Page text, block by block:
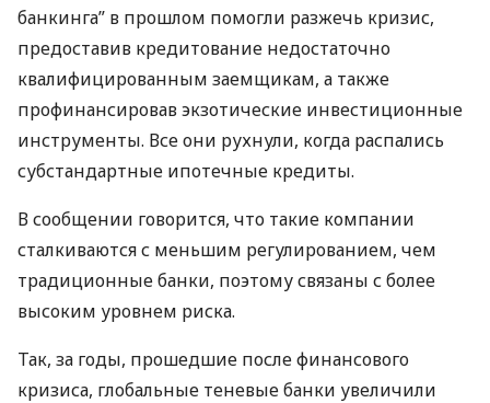
банкинга” в прошлом помогли разжечь кризис,
предоставив кредитование недостаточно
квалифицированным заемщикам, а также
профинансировав экзотические инвестиционные
инструменты. Все они рухнули, когда распались
субстандартные ипотечные кредиты.
В сообщении говорится, что такие компании
сталкиваются с меньшим регулированием, чем
традиционные банки, поэтому связаны с более
высоким уровнем риска.
Так, за годы, прошедшие после финансового
кризиса, глобальные теневые банки увеличили